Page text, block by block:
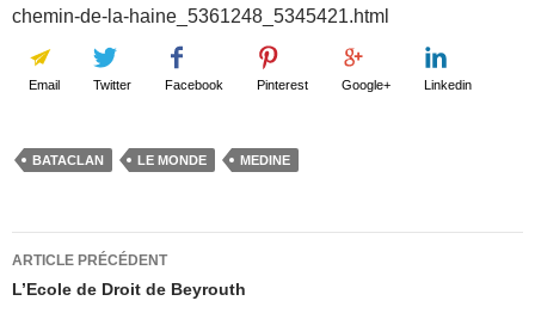
chemin-de-la-haine_5361248_5345421.html
Email Twitter Facebook Pinterest Google+ Linkedin
BATACLAN LE MONDE MEDINE
Navigation
des
ARTICLE PRÉCÉDENT
L’Ecole de Droit de Beyrouth